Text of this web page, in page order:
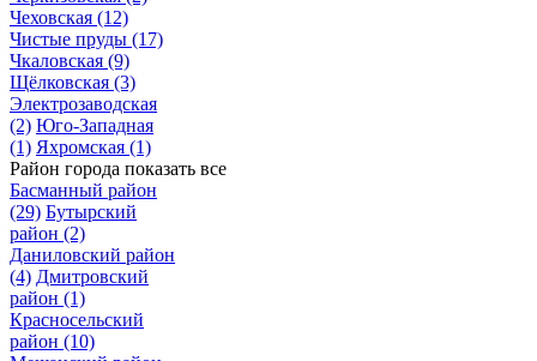
Чеховская (12)
Чистые пруды (17)
Чкаловская (9)
Щёлковская (3)
Электрозаводская
(2) Юго-Западная
(1) Яхромская (1)
Район города показать все
Басманный район
(29) Бутырский
район (2)
Даниловский район
(4) Дмитровский
район (1)
Красносельский
район (10)